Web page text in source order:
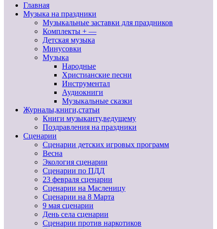
Главная
Музыка на праздники
Музыкальные заставки для праздников
Комплекты + —
Детская музыка
Минусовки
Музыка
Народные
Христианские песни
Инструментал
Аудиокниги
Музыкальные сказки
Журналы,книги,статьи
Книги музыканту,ведущему
Поздравления на праздники
Сценарии
Сценарии детских игровых программ
Весна
Экология сценарии
Сценарии по ПДД
23 февраля сценарии
Сценарии на Масленицу
Сценарии на 8 Марта
9 мая сценарии
День села сценарии
Сценарии против наркотиков